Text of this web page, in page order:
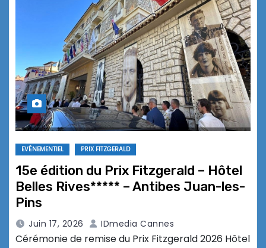
EVÉNEMENTIEL PRIX FITZGERALD
15e édition du Prix Fitzgerald – Hôtel
Belles Rives***** – Antibes Juan-les-
Pins
Juin 17, 2026 IDmedia Cannes
Cérémonie de remise du Prix Fitzgerald 2026 Hôtel